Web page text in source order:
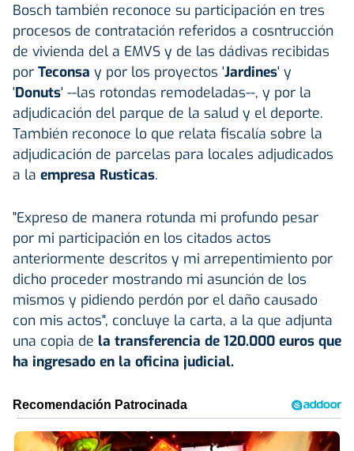
Bosch también reconoce su participación en tres
procesos de contratación referidos a cosntrucción
de vivienda del a EMVS y de las dádivas recibidas
por Teconsa y por los proyectos 'Jardines' y
'Donuts' --las rotondas remodeladas--, y por la
adjudicación del parque de la salud y el deporte.
También reconoce lo que relata fiscalía sobre la
adjudicación de parcelas para locales adjudicados
a la empresa Rusticas.
"Expreso de manera rotunda mi profundo pesar
por mi participación en los citados actos
anteriormente descritos y mi arrepentimiento por
dicho proceder mostrando mi asunción de los
mismos y pidiendo perdón por el daño causado
con mis actos", concluye la carta, a la que adjunta
una copia de la transferencia de 120.000 euros que
ha ingresado en la oficina judicial.